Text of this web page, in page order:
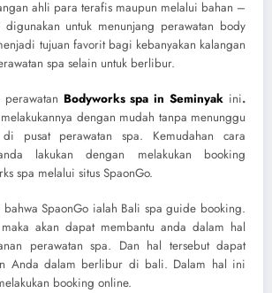
ahli para terafis maupun melalui bahan –
untuk menunjang perawatan body
tujuan favorit bagi kebanyakan kalangan
spa selain untuk berlibur.
perawatan Bodyworks spa in Seminyak ini.
dengan mudah tanpa menunggu
pusat perawatan spa. Kemudahan cara
lakukan dengan melakukan booking
spa melalui situs SpaonGo.
bahwa SpaonGo ialah Bali spa guide booking.
akan dapat membantu anda dalam hal
perawatan spa. Dan hal tersebut dapat
Anda dalam berlibur di bali. Dalam hal ini
booking online.